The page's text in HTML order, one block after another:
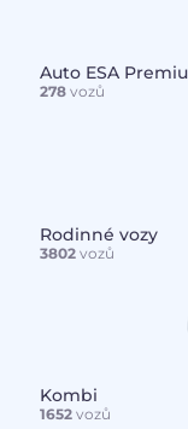
Auto ESA
278vozů
Rodinné vozy
3802vozů
Kombi
1652vozů